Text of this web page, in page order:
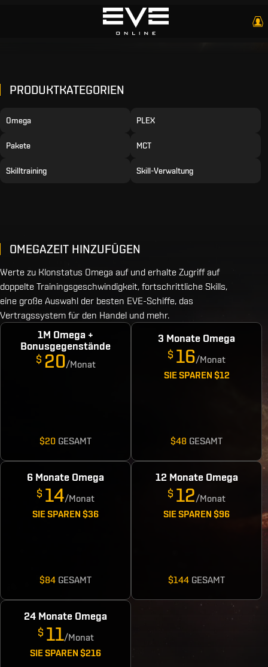
PRODUKTKATEGORIEN
Omega PLEX
Pakete MCT
Skilltraining Skill-Verwaltung
OMEGAZEIT HINZUFÜGEN
Werte zu Klonstatus Omega auf und erhalte Zugriff auf
doppelte Trainingsgeschwindigkeit, fortschrittliche Skills,
eine große Auswahl der besten EVE-Schiffe, das
Vertragssystem für den Handel und mehr.
1M Omega +
Bonusgegenstände
$ 20/Monat
$20 GESAMT
3 Monate Omega
$ 16/Monat
SIE SPAREN $12
$48 GESAMT
6 Monate Omega
$ 14/Monat
SIE SPAREN $36
$84 GESAMT
12 Monate Omega
$ 12/Monat
SIE SPAREN $96
$144 GESAMT
24 Monate Omega
$ 11/Monat
SIE SPAREN $216